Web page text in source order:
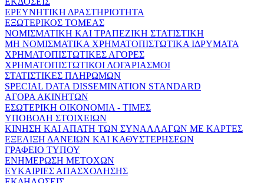
ΕΡΕΥΝΗΤΙΚΗ ΔΡΑΣΤΗΡΙΟΤΗΤΑ
ΕΞΩΤΕΡΙΚΟΣ ΤΟΜΕΑΣ
ΝΟΜΙΣΜΑΤΙΚΗ ΚΑΙ ΤΡΑΠΕΖΙΚΗ ΣΤΑΤΙΣΤΙΚΗ
ΜΗ ΝΟΜΙΣΜΑΤΙΚΑ ΧΡΗΜΑΤΟΠΙΣΤΩΤΙΚΑ ΙΔΡΥΜΑΤΑ
ΧΡΗΜΑΤΟΠΙΣΤΩΤΙΚΕΣ ΑΓΟΡΕΣ
ΧΡΗΜΑΤΟΠΙΣΤΩΤΙΚΟΙ ΛΟΓΑΡΙΑΣΜΟΙ
ΣΤΑΤΙΣΤΙΚΕΣ ΠΛΗΡΩΜΩΝ
SPECIAL DATA DISSEMINATION STANDARD
ΑΓΟΡΑ ΑΚΙΝΗΤΩΝ
ΕΣΩΤΕΡΙΚΗ ΟΙΚΟΝΟΜΙΑ - ΤΙΜΕΣ
ΥΠΟΒΟΛΗ ΣΤΟΙΧΕΙΩΝ
ΚΙΝΗΣΗ ΚΑΙ ΑΠΑΤΗ ΤΩΝ ΣΥΝΑΛΛΑΓΩΝ ΜΕ ΚΑΡΤΕΣ
ΕΞΕΛΙΞΗ ΔΑΝΕΙΩΝ ΚΑΙ ΚΑΘΥΣΤΕΡΗΣΕΩΝ
ΓΡΑΦΕΙΟ ΤΥΠΟΥ
ΕΝΗΜΕΡΩΣΗ ΜΕΤΟΧΩΝ
ΕΥΚΑΙΡΙΕΣ ΑΠΑΣΧΟΛΗΣΗΣ